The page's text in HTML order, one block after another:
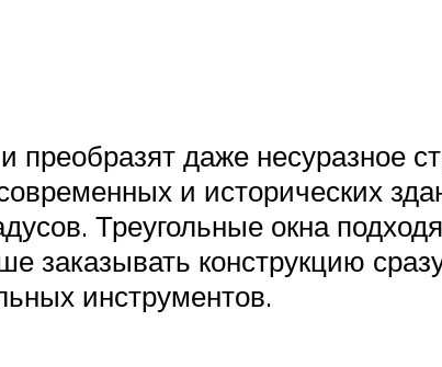
даже несуразное
и исторических
Треугольные окна
заказывать конструкцию
инструментов.